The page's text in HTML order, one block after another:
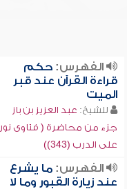
الفهرس:حكم
قراءة القرآن عند قبر
الميت
للشيخ: عبد العزيز بن باز
جزء من محاضرة ( فتاوى نور
على الدرب (343))
الفهرس:ما يشرع
عند زيارة القبور وما لا